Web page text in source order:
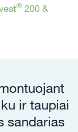
® 200 &
ir taupiai
sandarias